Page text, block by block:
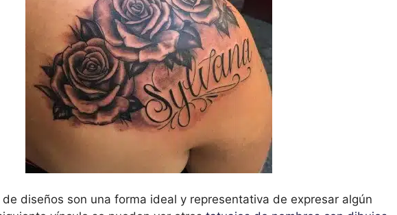
diseños son una forma ideal y representativa de expresar algún